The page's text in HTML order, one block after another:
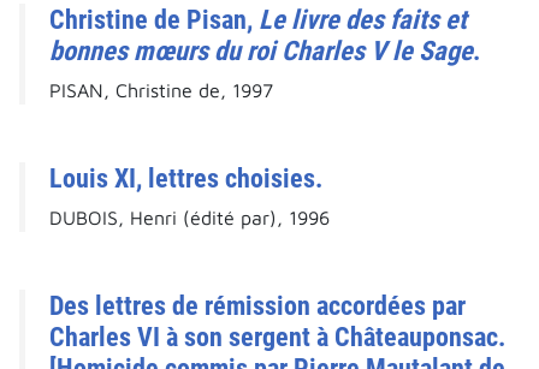
Christine de Pisan, Le livre des faits et
bonnes mœurs du roi Charles V le Sage.
PISAN, Christine de, 1997
Louis XI, lettres choisies.
DUBOIS, Henri (édité par), 1996
Des lettres de rémission accordées par
Charles VI à son sergent à Châteauponsac.